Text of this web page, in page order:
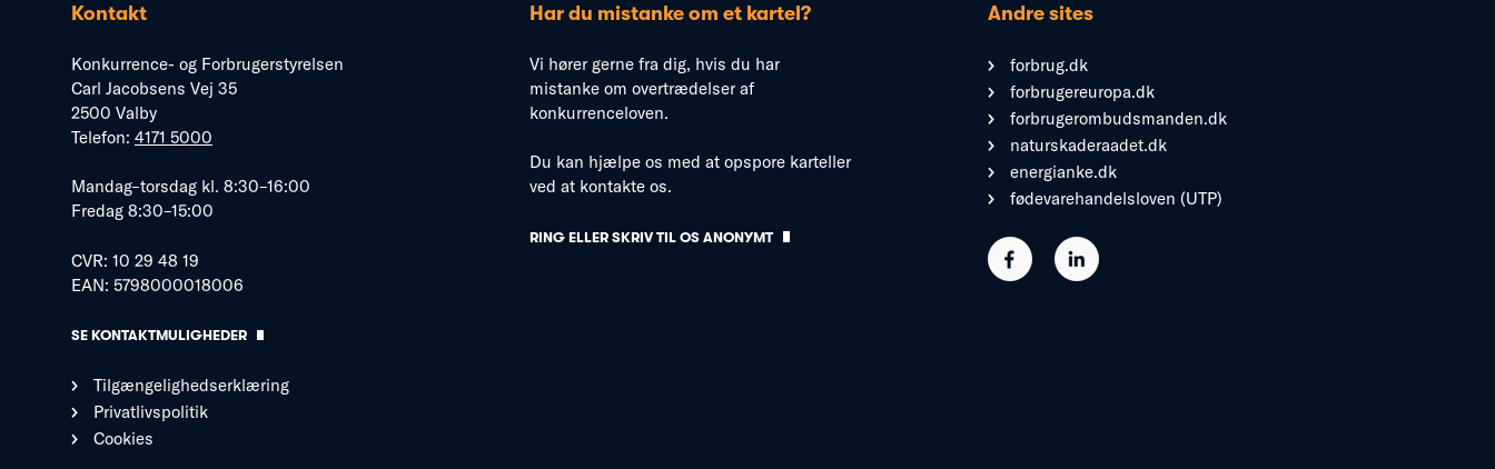
Kontakt
Konkurrence- og Forbrugerstyrelsen
Carl Jacobsens Vej 35
2500 Valby
Telefon: 4171 5000
Mandag–torsdag kl. 8:30–16:00
Fredag 8:30–15:00
CVR: 10 29 48 19
EAN: 5798000018006
SE KONTAKTMULIGHEDER
Tilgængelighedserklæring
Privatlivspolitik
Cookies
Har du mistanke om et kartel?
Vi hører gerne fra dig, hvis du har
mistanke om overtrædelser af
konkurrenceloven.
Du kan hjælpe os med at opspore karteller
ved at kontakte os.
RING ELLER SKRIV TIL OS ANONYMT
Andre sites
forbrug.dk
forbrugereuropa.dk
forbrugerombudsmanden.dk
naturskaderaadet.dk
energianke.dk
fødevarehandelsloven (UTP)